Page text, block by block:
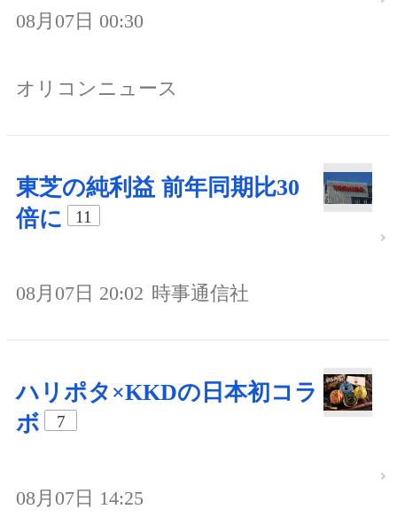
08月07日 00:30
オリコンニュース
東芝の純利益 前年同期比30
倍に
11
08月07日 20:02 時事通信社
ハリポタ×KKDの日本初コラ
ボ
7
08月07日 14:25